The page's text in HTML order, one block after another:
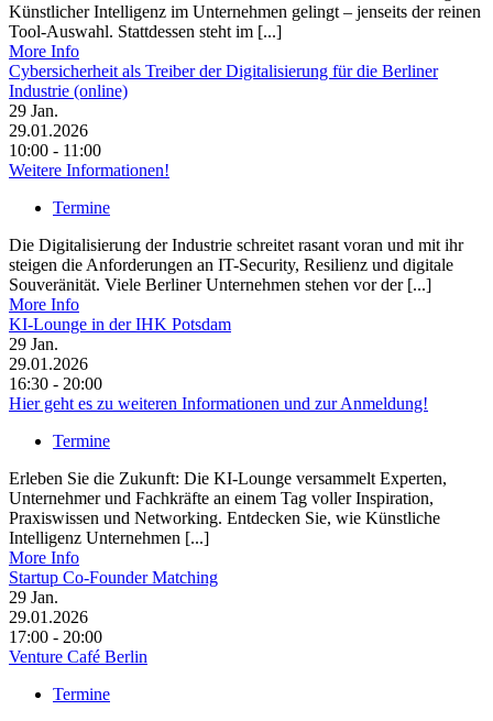
Künstlicher Intelligenz im Unternehmen gelingt – jenseits der reinen
Tool-Auswahl. Stattdessen steht im [...]
More Info
Cybersicherheit als Treiber der Digitalisierung für die Berliner
Industrie (online)
29 Jan.
29.01.2026
10:00 - 11:00
Weitere Informationen!
Termine
Die Digitalisierung der Industrie schreitet rasant voran und mit ihr
steigen die Anforderungen an IT-Security, Resilienz und digitale
Souveränität. Viele Berliner Unternehmen stehen vor der [...]
More Info
KI-Lounge in der IHK Potsdam
29 Jan.
29.01.2026
16:30 - 20:00
Hier geht es zu weiteren Informationen und zur Anmeldung!
Termine
Erleben Sie die Zukunft: Die KI-Lounge versammelt Experten,
Unternehmer und Fachkräfte an einem Tag voller Inspiration,
Praxiswissen und Networking. Entdecken Sie, wie Künstliche
Intelligenz Unternehmen [...]
More Info
Startup Co-Founder Matching
29 Jan.
29.01.2026
17:00 - 20:00
Venture Café Berlin
Termine